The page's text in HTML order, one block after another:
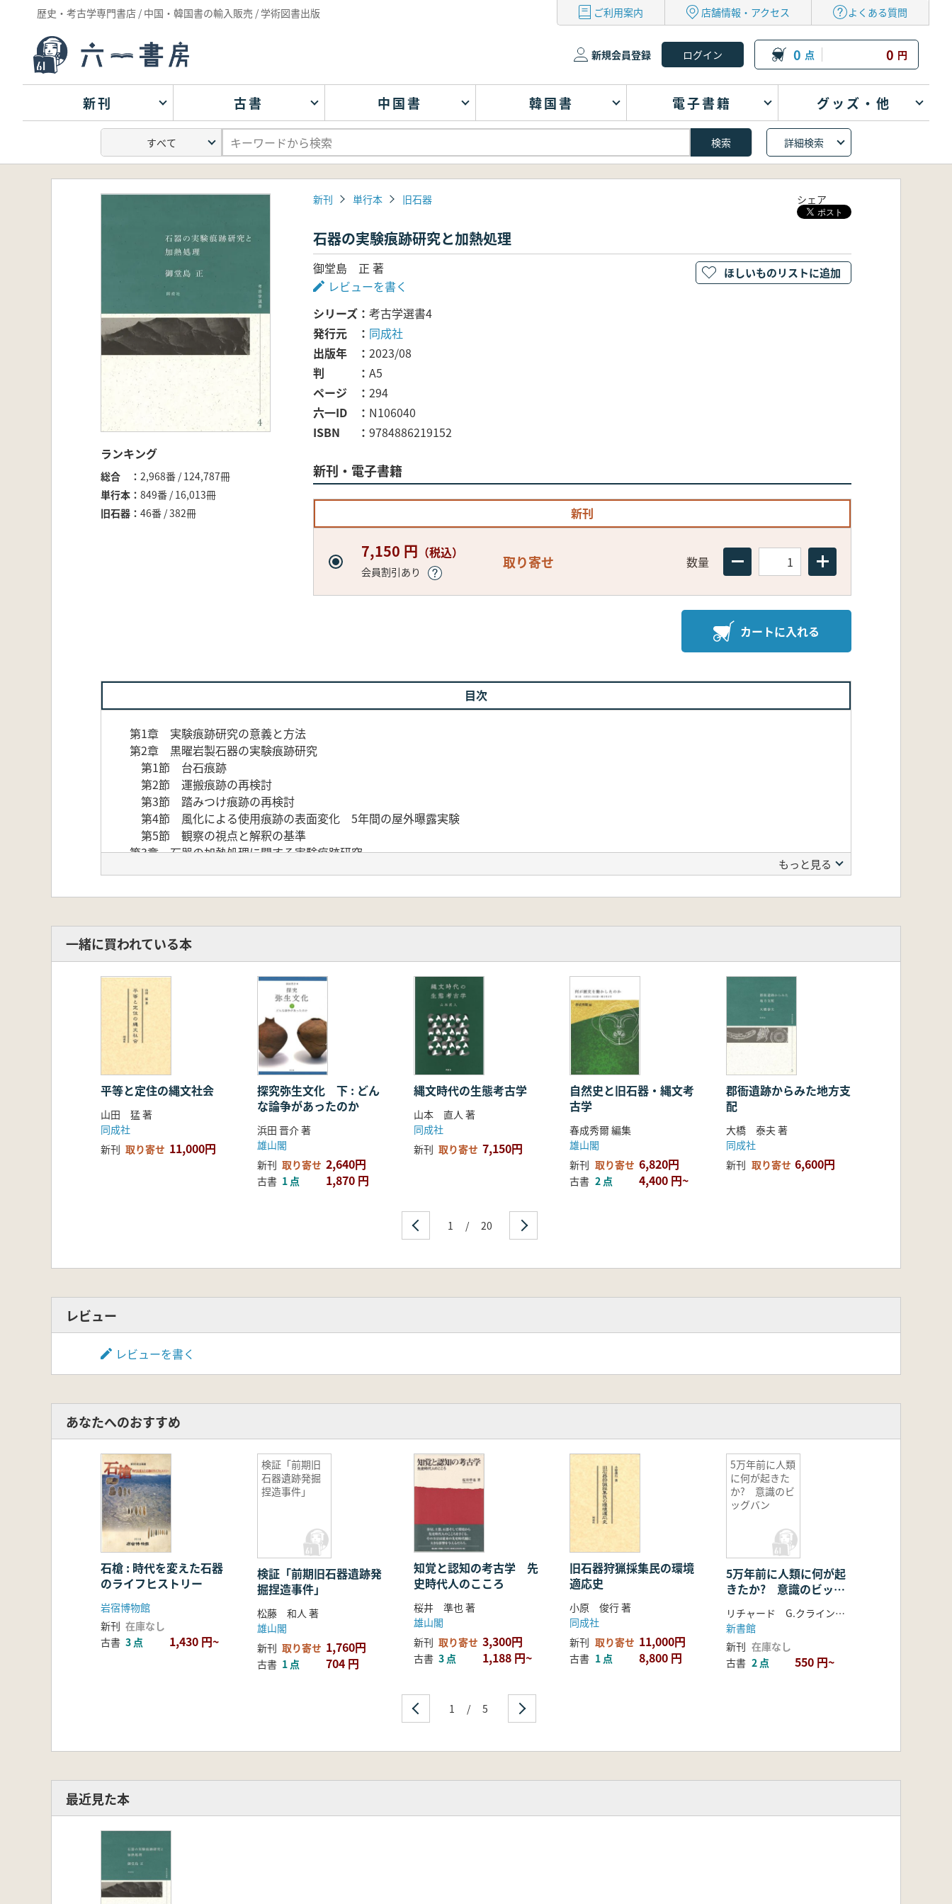
歴史・考古学専門書店 / 中国・韓国書の輸入販売 / 学術図書出版 ご利用案内 店舗情報・アクセス よくある質問
新規会員登録 0 点 0 円
新刊 古書 中国書 韓国書 電子書籍 グッズ・他
詳細検索
ランキング
総合
2,968番 / 124,787冊
単行本
849番 / 16,013冊
旧石器
46番 / 382冊
新刊 単行本 旧石器 シェア
石器の実験痕跡研究と加熱処理
御堂島 正 著
レビューを書く
シリーズ
考古学選書4
発行元
同成社
出版年
2023/08
判
A5
ページ
294
六一ID
N106040
ISBN
9784886219152
新刊・電子書籍
新刊
7,150 円 （税込）
会員割引あり
取り寄せ 数量
カートに入れる
ほしいものリストに追加
目次
第1章 実験痕跡研究の意義と方法
第2章 黒曜岩製石器の実験痕跡研究
第1節 台石痕跡
第2節 運搬痕跡の再検討
第3節 踏みつけ痕跡の再検討
第4節 風化による使用痕跡の表面変化 5年間の屋外曝露実験
第5節 観察の視点と解釈の基準
第3章 石器の加熱処理に関する実験痕跡研究
第3節 珪質頁岩
第4章 石器の加熱処理に関する事例研究
第1節 玉髄製石器の加熱処理 岩手県滝沢市域遺跡の事例
第3節 珪質頁岩製石器の加熱処理とその前後の進行過程
第4節 チャート製石器の加熱処理 東京都青梅市喜代沢遺跡の事例
第5章 課題と展望
第1節 石器の加熱処理研究の見通し
第2節 実験痕跡研究の可能性
もっと見る
一緒に買われている本
平等と定住の縄文社会
山田 猛 著
同成社
新刊 取り寄せ 11,000円
探究弥生文化 下 : どん
な論争があったのか
浜田 晋介 著
雄山閣
新刊 取り寄せ 2,640円
古書 1 点 1,870 円
縄文時代の生態考古学
山本 直人 著
同成社
新刊 取り寄せ 7,150円
自然史と旧石器・縄文考
古学
春成秀爾 編集
雄山閣
新刊 取り寄せ 6,820円
古書 2 点 4,400 円~
郡衙遺跡からみた地方支
配
大橋 泰夫 著
同成社
新刊 取り寄せ 6,600円
1 / 20
レビュー
レビューを書く
あなたへのおすすめ
石槍 : 時代を変えた石器
のライフヒストリー
岩宿博物館
新刊 在庫なし
古書 3 点 1,430 円~
検証「前期旧
石器遺跡発掘
捏造事件」
検証「前期旧石器遺跡発
掘捏造事件」
松藤 和人 著
雄山閣
新刊 取り寄せ 1,760円
古書 1 点 704 円
知覚と認知の考古学 先
史時代人のこころ
桜井 準也 著
雄山閣
新刊 取り寄せ 3,300円
古書 3 点 1,188 円~
旧石器狩猟採集民の環境
適応史
小原 俊行 著
同成社
新刊 取り寄せ 11,000円
古書 1 点 8,800 円
5万年前に人類
に何が起きた
か? 意識のビ
ッグバン
5万年前に人類に何が起
きたか? 意識のビッグ
リチャード G.クライン ブレイク・エドガー 著 鈴木 淑美 訳
新書館
新刊 在庫なし
古書 2 点 550 円~
1 / 5
最近見た本